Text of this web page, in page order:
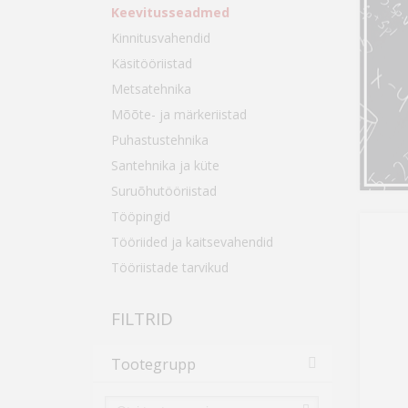
Keevitusseadmed
Kinnitusvahendid
Käsitööriistad
Metsatehnika
Mõõte- ja märkeriistad
Puhastustehnika
Santehnika ja küte
Suruõhutööriistad
Tööpingid
Tööriided ja kaitsevahendid
Tööriistade tarvikud
FILTRID
Tootegrupp